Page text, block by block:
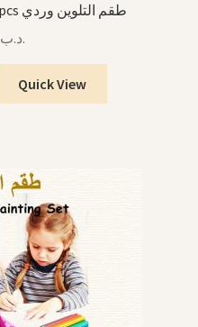
Coloring Set Pink 145pcs طقم التلوين وردي
.د.ب
Quick View